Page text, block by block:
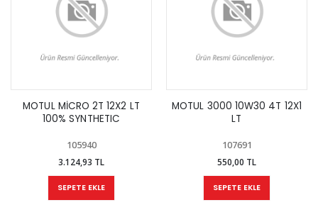
MOTUL MİCRO 2T 12X2 LT
100% SYNTHETIC
105940
3.124,93 TL
SEPETE EKLE
MOTUL 3000 10W30 4T 12X1
LT
107691
550,00 TL
SEPETE EKLE